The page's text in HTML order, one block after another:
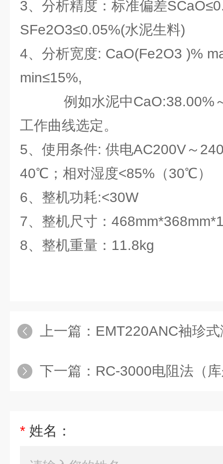
3、分析精度：标准偏差
SFe2O3≤0.05%(水泥生料)
4、分析宽度: CaO(Fe2O3 )%
min≤15%,
例如水泥中CaO:38.00%～
工作曲线选定。
5、使用条件: 供电AC200V～
40℃；相对湿度<85%（30℃）
6、整机功耗:<30W
7、整机尺寸：
8、整机重量：11.8kg
上一篇： EMT220ANC袖珍
下一篇： RC-3000电阻法（
* 姓名：